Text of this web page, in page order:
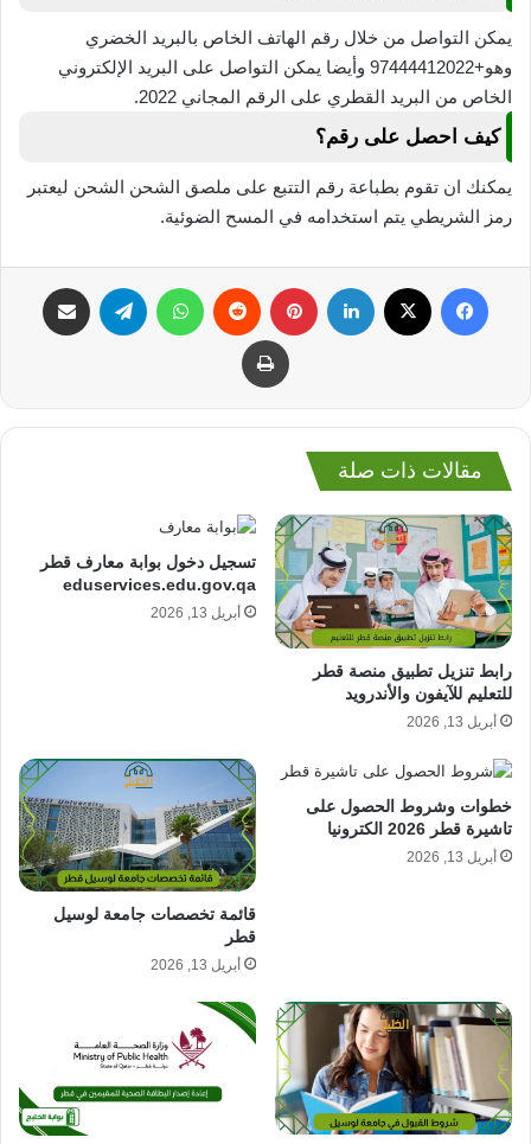
يمكن التواصل من خلال رقم الهاتف الخاص بالبريد الخضري
وهو+97444412022 وأيضا يمكن التواصل على البريد الإلكتروني
الخاص من البريد القطري على الرقم المجاني 2022.
كيف احصل على رقم؟
يمكنك ان تقوم بطباعة رقم التتبع على ملصق الشحن الشحن ليعتبر
رمز الشريطي يتم استخدامه في المسح الضوئية.
فيسبوك لينكدإن بينتيريست واتساب تيلقرام
طباعة
مقالات ذات صلة
رابط تنزيل تطبيق منصة قطر
للتعليم للآيفون والأندرويد
أبريل 13, 2026
تسجيل دخول بوابة معارف قطر
eduservices.edu.gov.qa
أبريل 13, 2026
خطوات وشروط الحصول على
تاشيرة قطر 2026 الكترونيا
أبريل 13, 2026
قائمة تخصصات جامعة لوسيل
قطر
أبريل 13, 2026